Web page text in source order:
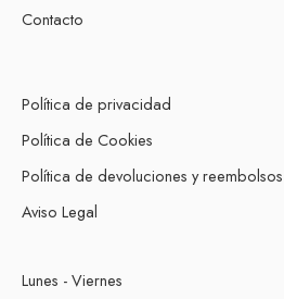
Contacto
Política de privacidad
Política de Cookies
Política de devoluciones y reembolsos
Aviso Legal
Lunes - Viernes